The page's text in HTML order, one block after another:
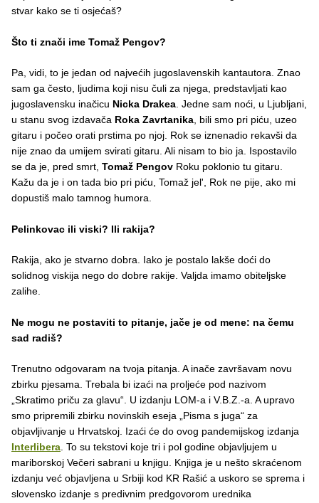
stvar kako se ti osjećaš?
Što ti znači ime Tomaž Pengov?
Pa, vidi, to je jedan od najvećih jugoslavenskih kantautora. Znao
sam ga često, ljudima koji nisu čuli za njega, predstavljati kao
jugoslavensku inačicu Nicka Drakea. Jedne sam noći, u Ljubljani,
u stanu svog izdavača Roka Zavrtanika, bili smo pri piću, uzeo
gitaru i počeo orati prstima po njoj. Rok se iznenadio rekavši da
nije znao da umijem svirati gitaru. Ali nisam to bio ja. Ispostavilo
se da je, pred smrt, Tomaž Pengov Roku poklonio tu gitaru.
Kažu da je i on tada bio pri piću, Tomaž jel', Rok ne pije, ako mi
dopustiš malo tamnog humora.
Pelinkovac ili viski? Ili rakija?
Rakija, ako je stvarno dobra. Iako je postalo lakše doći do
solidnog viskija nego do dobre rakije. Valjda imamo obiteljske
zalihe.
Ne mogu ne postaviti to pitanje, jače je od mene: na čemu
sad radiš?
Trenutno odgovaram na tvoja pitanja. A inače završavam novu
zbirku pjesama. Trebala bi izaći na proljeće pod nazivom
„Skratimo priču za glavu“. U izdanju LOM-a i V.B.Z.-a. A upravo
smo pripremili zbirku novinskih eseja „Pisma s juga“ za
objavljivanje u Hrvatskoj. Izaći će do ovog pandemijskog izdanja
Interlibera. To su tekstovi koje tri i pol godine objavljujem u
mariborskoj Večeri sabrani u knjigu. Knjiga je u nešto skraćenom
izdanju već objavljena u Srbiji kod KR Rašić a uskoro se sprema i
slovensko izdanje s predivnim predgovorom urednika